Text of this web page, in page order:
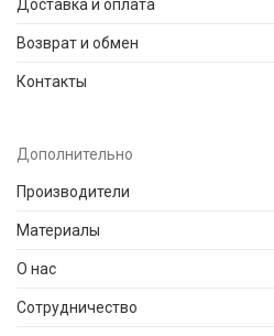
Доставка и оплата
Возврат и обмен
Контакты
Дополнительно
Производители
Материалы
О нас
Сотрудничество